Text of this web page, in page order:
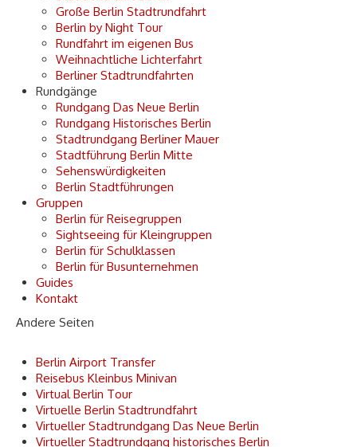
Große Berlin Stadtrundfahrt
Berlin by Night Tour
Rundfahrt im eigenen Bus
Weihnachtliche Lichterfahrt
Berliner Stadtrundfahrten
Rundgänge
Rundgang Das Neue Berlin
Rundgang Historisches Berlin
Stadtrundgang Berliner Mauer
Stadtführung Berlin Mitte
Sehenswürdigkeiten
Berlin Stadtführungen
Gruppen
Berlin für Reisegruppen
Sightseeing für Kleingruppen
Berlin für Schulklassen
Berlin für Busunternehmen
Guides
Kontakt
Andere Seiten
Berlin Airport Transfer
Reisebus Kleinbus Minivan
Virtual Berlin Tour
Virtuelle Berlin Stadtrundfahrt
Virtueller Stadtrundgang Das Neue Berlin
Virtueller Stadtrundgang historisches Berlin